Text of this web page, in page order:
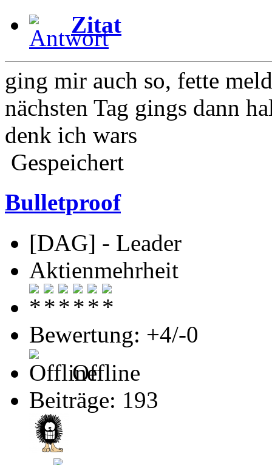
Zitat
ging mir auch so, fette
nächsten Tag gings dann
denk ich wars
Gespeichert
Bulletproof
[DAG] - Leader
Aktienmehrheit
Bewertung: +4/-0
Offline
Beiträge: 193